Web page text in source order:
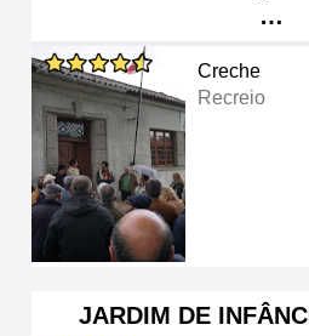
…
Creche
Recreio
JARDIM DE